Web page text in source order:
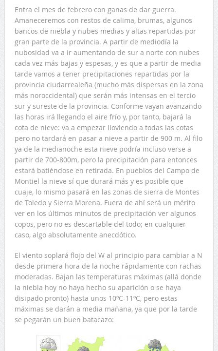
Entra el mes de febrero con ganas de dar guerra.
Amaneceremos con restos de calima, brumas, algunos
bancos de niebla y nubes medias y altas repartidas por
gran parte de la provincia. A partir de mediodía la
nubosidad va a ir aumentando de sur a norte con nubes
cada vez más bajas y espesas, y es que a partir de media
tarde vamos a tener precipitaciones repartidas por la
provincia ciudarrealeña (mucho más dispersas en la zona
más noroccidental) que serán más intensas en el tercio
sur y sureste de la provincia. Conforme vayan avanzando
las horas irá llegando el aire frío y, por tanto, bajará la
cota de nieve: va a empezar lloviendo a todas las cotas
pero no tardará en pasar a nieve a partir de 900 m. Al filo
ya de la medianoche esta nieve podría incluso verse a
partir de 700-800m, pero la precipitación para entonces
estará batiéndose en retirada. En pueblos del Campo de
Montiel la nieve sí que durará más y es posible que
cuaje, lo mismo pasará en las zonas de sierra de Montes
de Toledo y Sierra Morena. Fuera de ahí será un mérito
ver en los últimos minutos de precipitación ver algunos
copos, pero no es descartable del todo; en cualquier
caso, algo absolutamente anecdótico.
El viento soplará flojo del W al principio para cambiar a N
desde primera hora de la noche rápidamente con rachas
moderadas. Bajan las temperaturas máximas (allá donde
la niebla hoy no haya hecho su aparición o se haya
disipado pronto) hasta unos 10ºC-11ºC, pero estas
máximas se darán a media mañana, ya que por la tarde
se pegarán un buen batacazo: